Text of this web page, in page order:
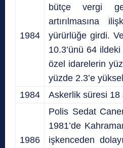
1984
bütçe vergi
artırılmasına
yürürlüğe girdi.
10.3’ünü 64
özel idarelerin
yüzde 2.3’e
1984
Askerlik süresi 18
1986
Polis Sedat
1981’de
işkenceden